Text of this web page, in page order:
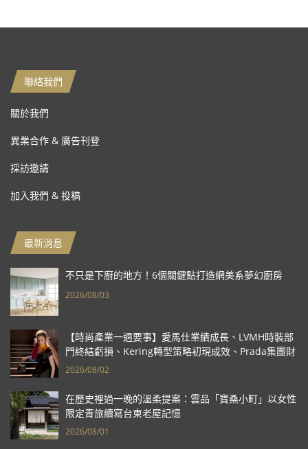
聯絡我們
關於我們
異業合作 & 廣告刊登
採訪邀請
加入我們 & 投稿
最新消息
不只是下廚的地方！6個關鍵點打造網美系夢幻廚房
2026/08/03
【時尚產業一週要事】愛馬仕業績成長、LVMH時裝部
門終結虧損、Kering轉型策略初現成效、Prada集團財
報亮眼
2026/08/02
在歷史裡過一晚的溫柔提案：雲品「寶桑小町」以女性
限定青旅續寫台東老屋記憶
2026/08/01